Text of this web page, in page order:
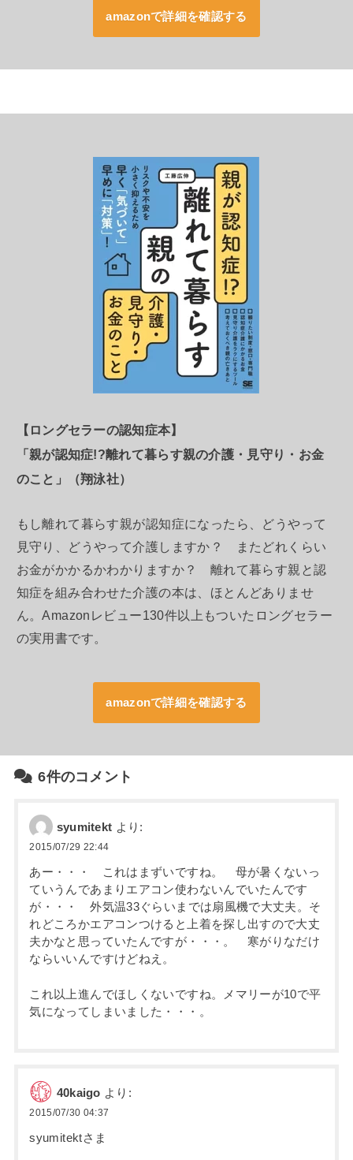
amazonで詳細を確認する
【ロングセラーの認知症本】
「親が認知症!?離れて暮らす親の介護・見守り・お金
のこと」（翔泳社）
もし離れて暮らす親が認知症になったら、どうやって
見守り、どうやって介護しますか？ またどれくらい
お金がかかるかわかりますか？ 離れて暮らす親と認
知症を組み合わせた介護の本は、ほとんどありませ
ん。Amazonレビュー130件以上もついたロングセラー
の実用書です。
amazonで詳細を確認する
6件のコメント
syumitekt より:
2015/07/29 22:44
あー・・・ これはまずいですね。 母が暑くないっ
ていうんであまりエアコン使わないんでいたんです
が・・・ 外気温33ぐらいまでは扇風機で大丈夫。そ
れどころかエアコンつけると上着を探し出すので大丈
夫かなと思っていたんですが・・・。 寒がりなだけ
ならいいんですけどねえ。
これ以上進んでほしくないですね。メマリーが10で平
気になってしまいました・・・。
40kaigo より:
2015/07/30 04:37
syumitektさま